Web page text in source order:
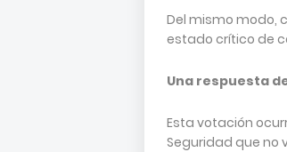
Del mismo modo,
estado crítico de
Una respuesta
Esta votación
Seguridad que no